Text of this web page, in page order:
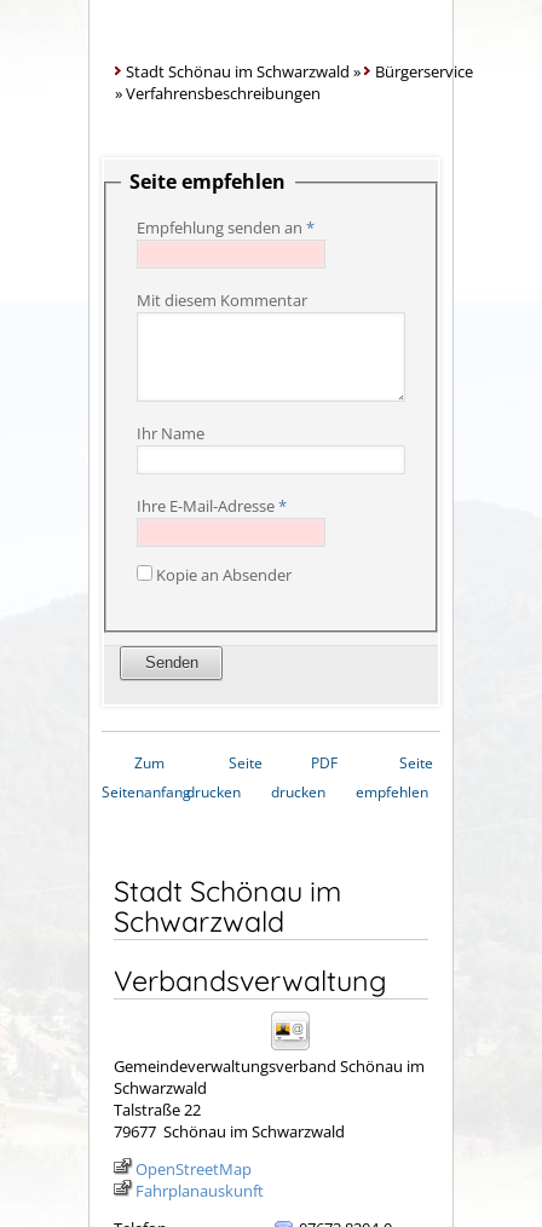
Stadt Schönau im Schwarzwald »
Bürgerservice
»Verfahrensbeschreibungen
Seite empfehlen
Empfehlung senden an *
Mit diesem Kommentar
Ihr Name
Ihre E-Mail-Adresse*
Kopie an Absender
Zum
Seitenanfang
Seite
drucken
PDF
drucken
Seite
empfehlen
Stadt Schönau im
Schwarzwald
Verbandsverwaltung
Gemeindeverwaltungsverband Schönau im
Schwarzwald
Talstraße 22
79677 Schönau im Schwarzwald
OpenStreetMap
Fahrplanauskunft